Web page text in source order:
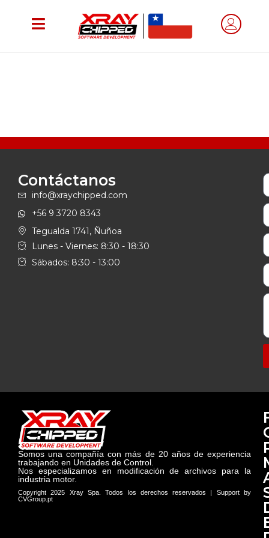
Contáctanos
info@xraychipped.com
+56 9 3720 8343
Tegualda 1741, Ñuñoa
Lunes - Viernes: 8:30 - 18:30
Sábados: 8:30 - 13:00
Somos una compañía con más de 20 años de experiencia
trabajando en Unidades de Control.
Nos especializamos en modificación de archivos para la
industria motor.
Copyright 2025 Xray Spa. Todos los derechos reservados | Support by
CVGroup.pt